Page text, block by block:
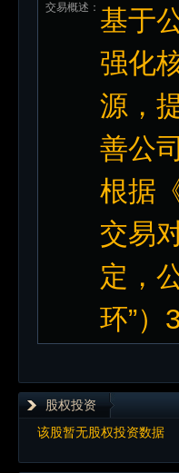
交易概述： 基于
强化
源，
善公
根据
交易
定，
环”）
股权投资
该股暂无股权投资数据